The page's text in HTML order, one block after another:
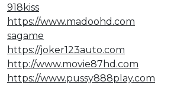
918kiss
https://www.madoohd.com
sagame
https://joker123auto.com
http://www.movie87hd.com
https://www.pussy888play.com